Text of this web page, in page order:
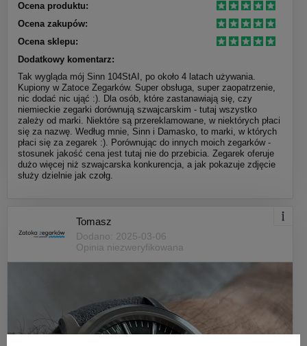
Ocena produktu:
Ocena zakupów:
Ocena sklepu:
Dodatkowy komentarz:
Tak wygląda mój Sinn 104StAI, po około 4 latach używania.
Kupiony w Zatoce Zegarków. Super obsługa, super zaopatrzenie,
nic dodać nic ująć :). Dla osób, które zastanawiają się, czy
niemieckie zegarki dorównują szwajcarskim - tutaj wszystko
zależy od marki. Niektóre są przereklamowane, w niektórych płaci
się za nazwę. Według mnie, Sinn i Damasko, to marki, w których
płaci się za zegarek :). Porównując do innych moich zegarków -
stosunek jakość cena jest tutaj nie do przebicia. Zegarek oferuje
dużo więcej niż szwajcarska konkurencja, a jak pokazuje zdjęcie
służy dzielnie jak czołg.
Tomasz
Dodano: 2025-03-06
Opinia niezweryfikowana